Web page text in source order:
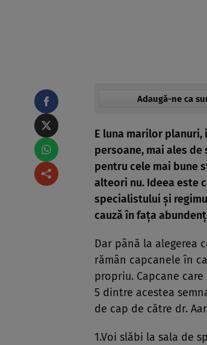
Adaugă-ne ca
E luna marilor
persoane, mai ales
pentru cele mai bune
alteori nu. Ideea este
specialistului şi
cauză în faţa
Dar până la alegerea
rămân capcanele în
propriu. Capcane
5 dintre acestea
de cap de către dr.
1.Voi slăbi la sala de